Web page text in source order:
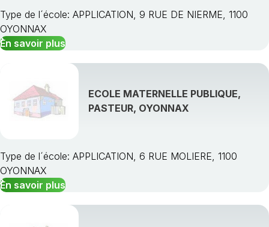
Type de l´école: APPLICATION, 9 RUE DE NIERME, 1100
OYONNAX
En savoir plus
ECOLE MATERNELLE PUBLIQUE,
PASTEUR, OYONNAX
Type de l´école: APPLICATION, 6 RUE MOLIERE, 1100
OYONNAX
En savoir plus